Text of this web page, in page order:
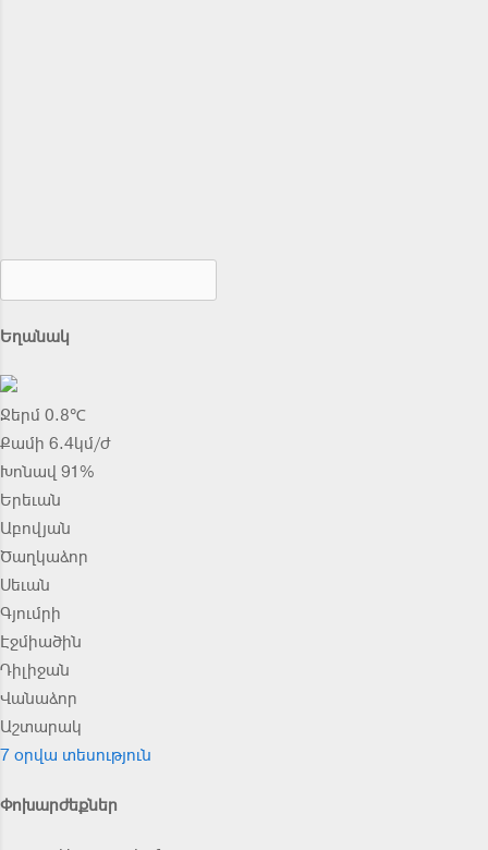
Եղանակ
Ջերմ 0.8℃
Քամի 6.4կմ/ժ
Խոնավ 91%
Երեւան
Աբովյան
Ծաղկաձոր
Սեւան
Գյումրի
Էջմիածին
Դիլիջան
Վանաձոր
Աշտարակ
7 օրվա տեսություն
Փոխարժեքներ